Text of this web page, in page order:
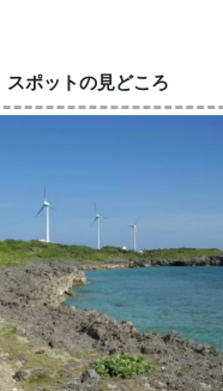
スポットの見どころ